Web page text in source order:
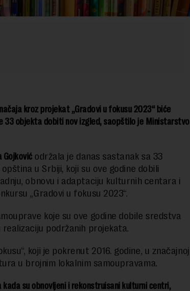
kroz projekat „Gradovi u fokusu 2023“ biće
33 objekta dobiti nov izgled, saopštilo je Ministarstvo
Gojkovićodržala je danas sastanak sa 33
u Srbiji, koji su ove godine dobili
obnovu i adaptaciju kulturnih centara i
„Gradovi u fokusu 2023“.
koje su ove godine dobile sredstva
podržanih projekata.
koji je pokrenut 2016. godine, u značajnoj
u brojnim lokalnim samoupravama.
su obnovljeni i rekonstruisani kulturni centri,